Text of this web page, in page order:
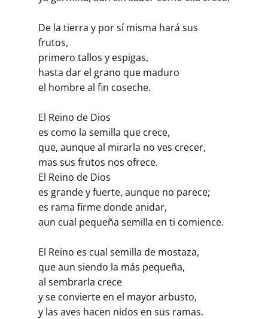
De la tierra y por sí misma hará sus
frutos,
primero tallos y espigas,
hasta dar el grano que maduro
el hombre al fin coseche.
El Reino de Dios
es como la semilla que crece,
que, aunque al mirarla no ves crecer,
mas sus frutos nos ofrece.
El Reino de Dios
es grande y fuerte, aunque no parece;
es rama firme donde anidar,
aun cual pequeña semilla en ti comience.
El Reino es cual semilla de mostaza,
que aun siendo la más pequeña,
al sembrarla crece
y se convierte en el mayor arbusto,
y las aves hacen nidos en sus ramas.